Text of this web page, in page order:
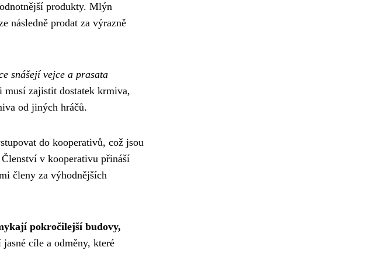
produkty. Mlýn
následně prodat za výrazně
snášejí vejce a prasata
musí zajistit dostatek krmiva,
od jiných hráčů.
do kooperativů, což jsou
v kooperativu přináší
členy za výhodnějších
pokročilejší budovy,
cíle a odměny, které